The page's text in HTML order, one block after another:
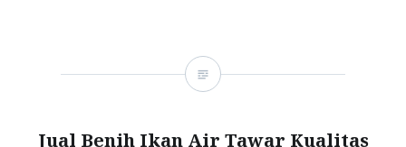
Jual Benih Ikan Air Tawar Kualitas